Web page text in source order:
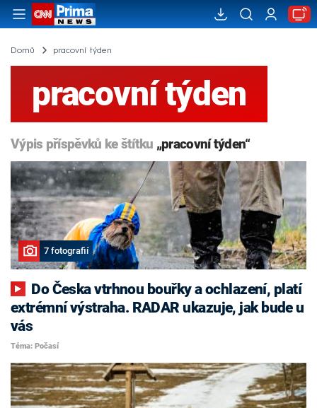
Domů pracovní týden
pracovní týden
Výpis příspěvků ke štítku „pracovní týden“
7 fotografií
extrémní výstraha. RADAR ukazuje, jak bude u
vás
Téma: Počasí